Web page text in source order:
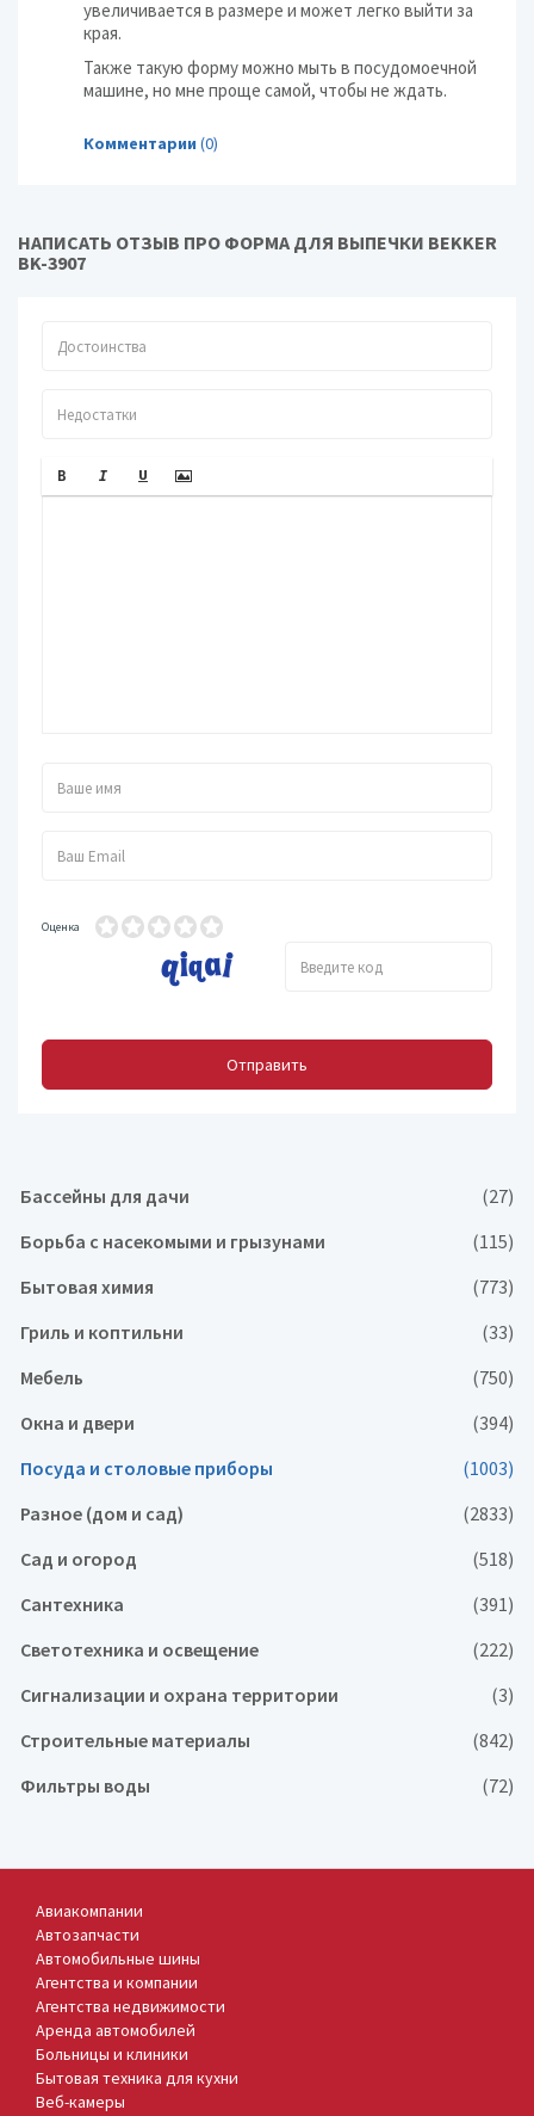
увеличивается в размере и может легко выйти за
края.
Также такую форму можно мыть в посудомоечной
машине, но мне проще самой, чтобы не ждать.
Комментарии (0)
НАПИСАТЬ ОТЗЫВ ПРО ФОРМА ДЛЯ ВЫПЕЧКИ BEKKER
BK-3907
Оценка
Отправить
Бассейны для дачи
(27)
Борьба с насекомыми и грызунами
(115)
Бытовая химия
(773)
Гриль и коптильни
(33)
Мебель
(750)
Окна и двери
(394)
Посуда и столовые приборы
(1003)
Разное (дом и сад)
(2833)
Сад и огород
(518)
Сантехника
(391)
Светотехника и освещение
(222)
Сигнализации и охрана территории
(3)
Строительные материалы
(842)
Фильтры воды
(72)
Авиакомпании
Автозапчасти
Автомобильные шины
Агентства и компании
Агентства недвижимости
Аренда автомобилей
Больницы и клиники
Бытовая техника для кухни
Веб-камеры